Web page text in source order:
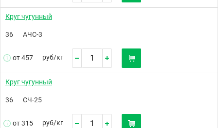
Круг чугунный
36 АЧС-3
от 457 руб/кг
Круг чугунный
36 СЧ-25
от 315 руб/кг